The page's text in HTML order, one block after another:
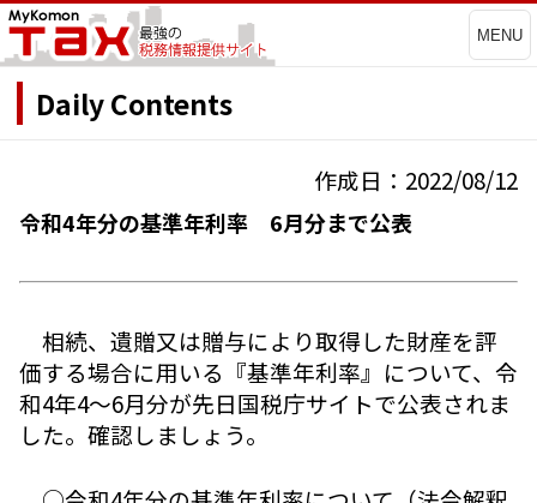
MENU
Daily Contents
作成日：2022/08/12
令和4年分の基準年利率 6月分まで公表
相続、遺贈又は贈与により取得した財産を評
価する場合に用いる『基準年利率』について、令
和4年4～6月分が先日国税庁サイトで公表されま
した。確認しましょう。